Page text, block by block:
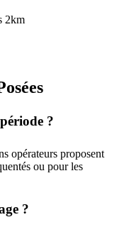
2km
?
opérateurs proposent
ou pour les
?